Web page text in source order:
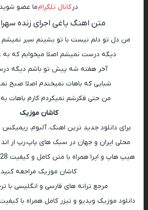
در کانال تلگرامما عضو شوید
متن اهنگ یاغی اجرای زنده
من دل تو دلم نیست با تو بشینم سیر نمیشم
دیگه درست نمیشم اصلا میخوابم که
آخر هفته شه پیش تو باشم دیگه
شبایی که باهات نمیخندم اصلا صبح
من حتی فکرشم نمیکردم کارم باهات
کاشان موزیک
برای دانلود جدید ترین اهنگ، آلبوم،
محلی ایران و جهان در سبک های پاپ،رپ ار اند
کاشان موزیک مراجعه کنید
مرجع ترانه های فارسی و انگلیسی با
دانلود موزیک ویدیو و تیزر کامل همراه با